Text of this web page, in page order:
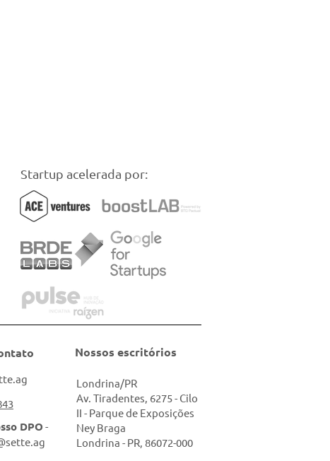
Startup acelerada por:
DPO -
Nossos escritórios
Londrina/PR
Av. Tiradentes, 6275 - Cilo
II - Parque de Exposições
Ney Braga
Londrina - PR, 86072-000